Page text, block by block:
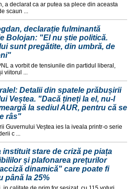
a declarat ca ar putea sa plece din aceasta
scaun ...
declarație fulminantă
Bolojan: "El nu știe politică.
sunt pregătite, din umbră, de
a vorbit de tensiunile din partidul liberal,
viitorul ...
Detalii din spatele prăbușirii
Veștea. "Dacă țineți la el, nu-l
la sediul AUR, pentru că se
râs"
Guvernului Veștea ies la iveala printr-o serie
c ...
instituit stare de criză pe piața
și plafonarea prețurilor
dinamică" care poate fi
până la 25%